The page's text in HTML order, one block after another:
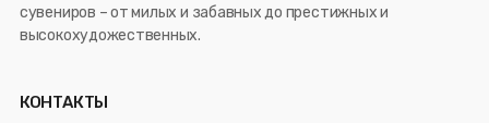
сувениров – от милых и забавных до престижных и
высокохудожественных.
КОНТАКТЫ